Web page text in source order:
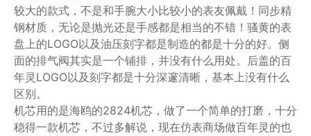
较大的款式，不是和手腕大小比较小的表友佩戴！同步精
钢材质，无论是抛光还是手感都是相当的不错！骚黄的表
盘上的LOGO以及油压刻字都是制造的都是十分的好。侧
面的排气阀其实是一个铺排，并没有什么用处。后盖的百
年灵LOGO以及刻字都是十分深邃清晰，基本上没有什么
区别。
机芯用的是海鸥的2824机芯，做了一个简单的打磨，十分
稳得一款机芯，不过多解说，现在仿表商场做百年灵的也